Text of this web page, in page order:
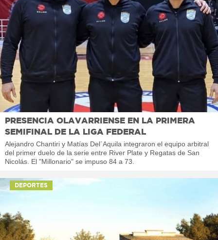
PRESENCIA OLAVARRIENSE EN LA PRIMERA
SEMIFINAL DE LA LIGA FEDERAL
Alejandro Chantiri y Matías Del´Aquila integraron el equipo arbitral
del primer duelo de la serie entre River Plate y Regatas de San
Nicolás. El "Millonario" se impuso 84 a 73.
DEPORTES